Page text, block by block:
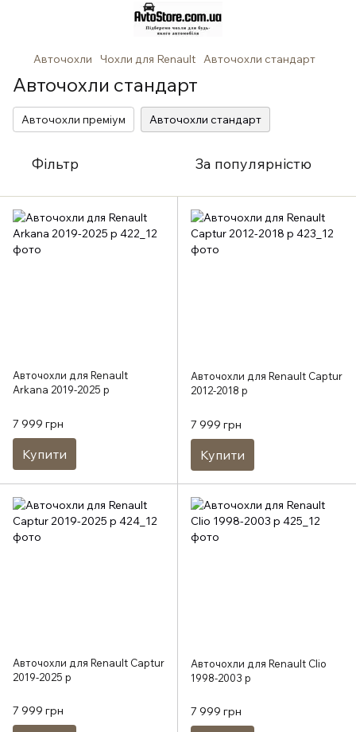
Авточохли Чохли для Renault Авточохли стандарт
Авточохли стандарт
Авточохли преміум Авточохли стандарт
Фільтр За популярністю
Авточохли для Renault
Arkana 2019-2025 р
7 999 грн
Купити
Авточохли для Renault Captur
2012-2018 р
7 999 грн
Купити
Авточохли для Renault Captur
2019-2025 р
7 999 грн
Авточохли для Renault Clio
1998-2003 р
7 999 грн